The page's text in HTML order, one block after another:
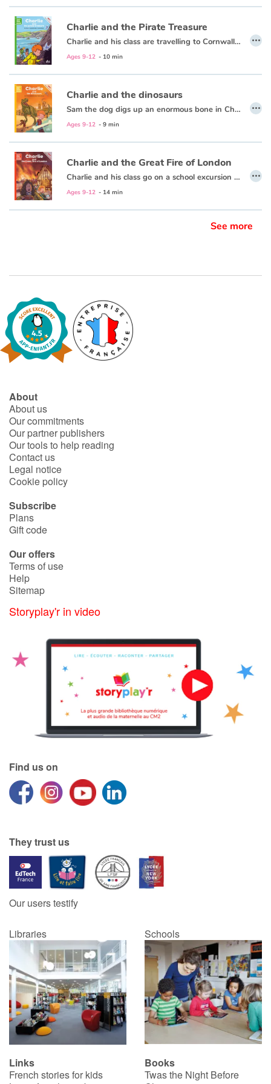
Charlie and the Pirate Treasure
Charlie and his class are travelling to Cornwall. They enjoy playing on the beach, bike rides, eating local specialties... But pixies decide to join in. They play tricks on the children and lead Charlie to a mysterious cave...
Ages 9-12 - 10 min
…
Charlie and the dinosaurs
Sam the dog digs up an enormous bone in Charlie's garden. That night, Charlie dreams that he falls down a tunnel with Stella. They end up in the centre of London... full of dinosaurs!
Ages 9-12 - 9 min
…
Charlie and the Great Fire of London
Charlie and his class go on a school excursion to the Monument to learn about the Great Fire of London. Charlie and his friend Pierre open a door and travel back in time to 1666...
Ages 9-12 - 14 min
…
See more
About
About us
Our commitments
Our partner publishers
Our tools to help reading
Contact us
Legal notice
Cookie policy
Subscribe
Plans
Gift code
Our offers
Terms of use
Help
Sitemap
Storyplay'r in video
Find us on
They trust us
Our users testify
Libraries Schools
Links
French stories for kids
Books
Twas the Night Before